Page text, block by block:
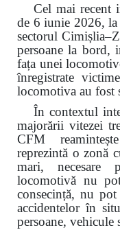
Cel mai recent
de 6 iunie 2026,
sectorul
persoane la bord,
fața unei
înregistrate
locomotiva au fost
În contextul
majorării vitezei
CFM
reprezintă o zonă
mari, necesare
locomotivă nu
consecință, nu
accidentelor în
persoane, vehicule